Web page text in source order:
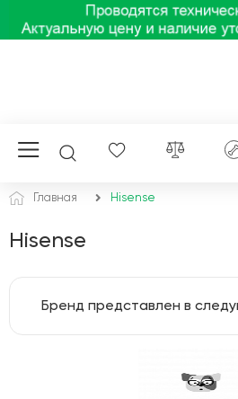
Главная Hisense
Hisense
Бренд представлен в